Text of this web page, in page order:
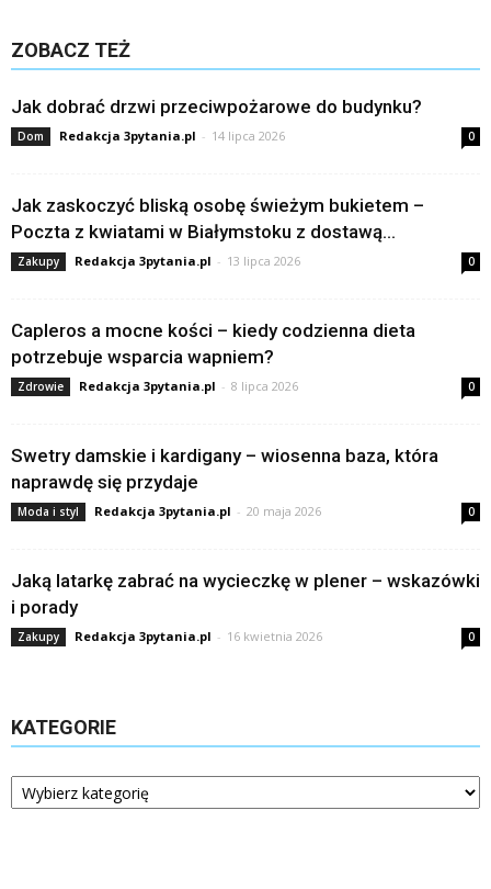
ZOBACZ TEŻ
Jak dobrać drzwi przeciwpożarowe do budynku?
Dom Redakcja 3pytania.pl - 14 lipca 2026 0
Jak zaskoczyć bliską osobę świeżym bukietem –
Poczta z kwiatami w Białymstoku z dostawą...
Zakupy Redakcja 3pytania.pl - 13 lipca 2026 0
Capleros a mocne kości – kiedy codzienna dieta
potrzebuje wsparcia wapniem?
Zdrowie Redakcja 3pytania.pl - 8 lipca 2026 0
Swetry damskie i kardigany – wiosenna baza, która
naprawdę się przydaje
Moda i styl Redakcja 3pytania.pl - 20 maja 2026 0
Jaką latarkę zabrać na wycieczkę w plener – wskazówki
i porady
Zakupy Redakcja 3pytania.pl - 16 kwietnia 2026 0
KATEGORIE
Kategorie